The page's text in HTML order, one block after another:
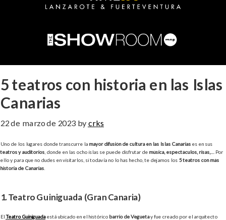
5 teatros con historia en las Islas
Canarias
22 de marzo de 2023 by crks
Uno de los lugares donde transcurre la mayor difusión de cultura en las Islas Canarias es en sus
teatros y auditorios , donde en las ocho islas se puede disfrutar de música, espectáculos, risas,…
Por
ello y para que no dudes en visitarlos, si todavía no lo has hecho, te dejamos los 5 teatros con más
historia de Canarias
1. Teatro Guiniguada (Gran Canaria)
ElTeatro Guiniguadaestá ubicado en el histórico barrio de Veguetay fue creado por el arquitecto